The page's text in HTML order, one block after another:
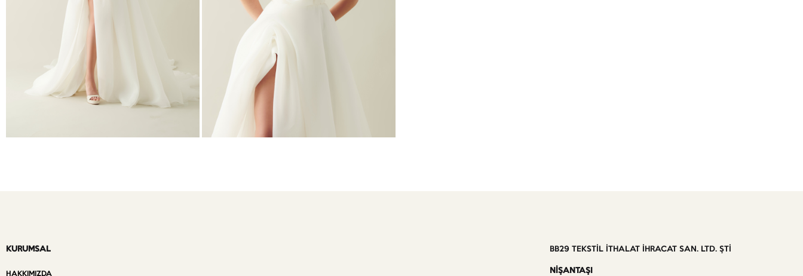
KURUMSAL
HAKKIMIZDA
BB29 TEKSTİL İTHALAT İHRACAT SAN. LTD. ŞTİ
NİŞANTAŞI